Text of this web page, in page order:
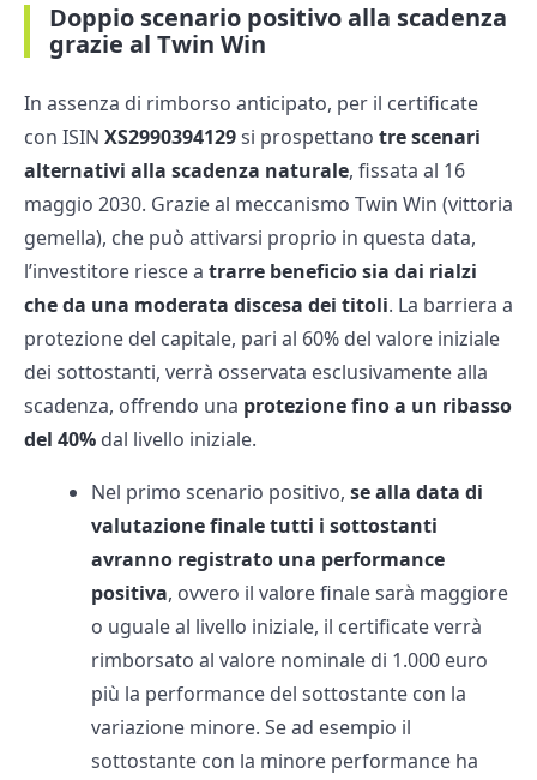
Doppio scenario positivo alla scadenza
grazie al Twin Win
In assenza di rimborso anticipato, per il certificate
con ISIN XS2990394129si prospettano tre scenari
alternativi alla scadenza naturale, fissata al 16
maggio 2030. Grazie al meccanismo Twin Win (vittoria
gemella), che può attivarsi proprio in questa data,
l’investitore riesce a trarre beneficio sia dai rialzi
che da una moderata discesa dei titoli. La barriera a
protezione del capitale, pari al 60% del valore iniziale
dei sottostanti, verrà osservata esclusivamente alla
scadenza, offrendo una protezione fino a un ribasso
del 40% dal livello iniziale.
Nel primo scenario positivo, se alla data di
valutazione finale tutti i sottostanti
avranno registrato una performance
positiva, ovvero il valore finale sarà maggiore
o uguale al livello iniziale, il certificate verrà
rimborsato al valore nominale di 1.000 euro
più la performance del sottostante con la
variazione minore. Se ad esempio il
sottostante con la minore performance ha